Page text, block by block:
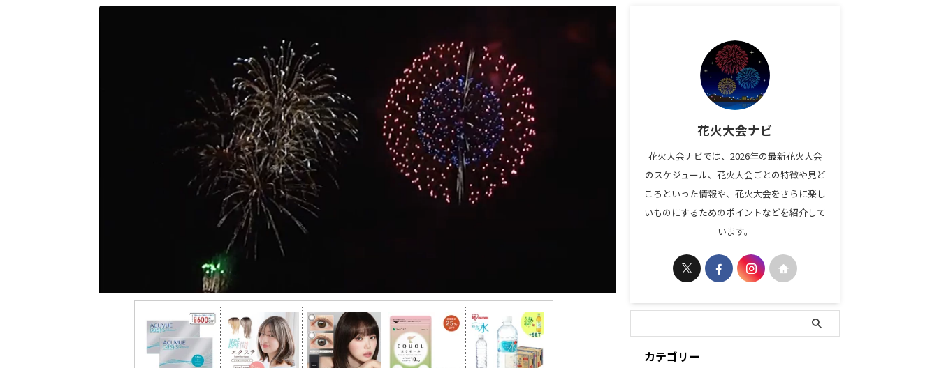
花火大会ナビ
花火大会ナビでは、2026年の最新花火大会
のスケジュール、花火大会ごとの特徴や見ど
ころといった情報や、花火大会をさらに楽し
いものにするためのポイントなどを紹介して
います。
カテゴリー